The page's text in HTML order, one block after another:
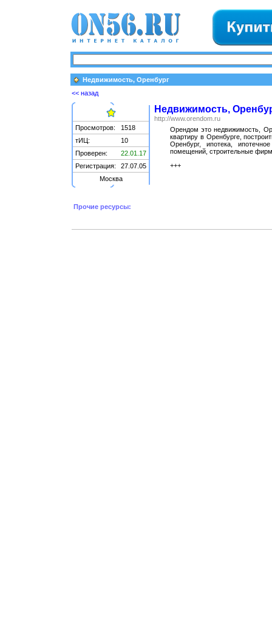
Недвижимость, Оренбург
<< назад
Просмотров:
1518
тИЦ:
10
Проверен:
22.01.17
Регистрация:
27.07.05
Москва
Недвижимость,
http://www.orendom.ru
Орендом это недвижимость,
квартиру в Оренбурге,
Оренбург, ипотека,
помещений, строительные
+++
Прочие ресурсы: